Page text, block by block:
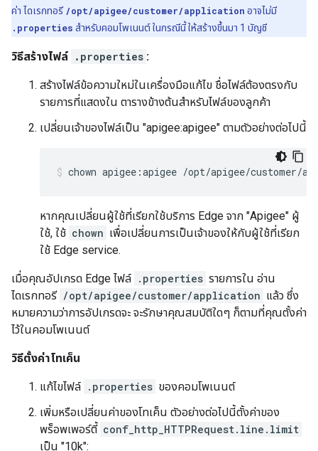
ค่า ไดเรกทอรี /opt/apigee/customer/application อาจไม่มี
.properties สำหรับคอมโพเนนต์ ในกรณีนี้ ให้สร้างขึ้นมา 1 บัญชี
วิธีสร้างไฟล์ .properties :
สร้างไฟล์ข้อความใหม่ในเครื่องมือแก้ไข ชื่อไฟล์ต้องตรงกับ
รายการที่แสดงใน ตารางข้างต้นสำหรับไฟล์ของลูกค้า
เปลี่ยนเจ้าของไฟล์เป็น "apigee:apigee" ตามตัวอย่างต่อไปนี้
chown apigee:apigee /opt/apigee/customer/
หากคุณเปลี่ยนผู้ใช้ที่เรียกใช้บริการ Edge จาก "Apigee" ผู้
ใช้, ใช้ chown เพื่อเปลี่ยนการเป็นเจ้าของให้กับผู้ใช้ที่เรียก
ใช้ Edge service.
เมื่อคุณอัปเกรด Edge ไฟล์ .properties รายการใน อ่าน
ไดเรกทอรี /opt/apigee/customer/application แล้ว ซึ่ง
หมายความว่าการอัปเกรดจะ จะรักษาคุณสมบัติใดๆ ก็ตามที่คุณตั้งค่า
ไว้ในคอมโพเนนต์
วิธีตั้งค่าโทเค็น
แก้ไขไฟล์ .properties ของคอมโพเนนต์
เพิ่มหรือเปลี่ยนค่าของโทเค็น ตัวอย่างต่อไปนี้ตั้งค่าของ
พร็อพเพอร์ตี้ conf_http_HTTPRequest.line.limit
เป็น "10k":